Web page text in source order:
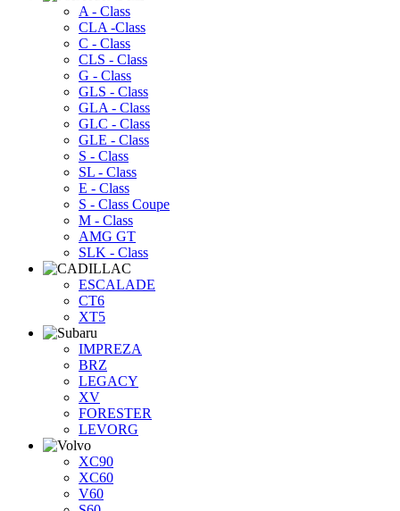
A - Class
CLA -Class
C - Class
CLS - Class
G - Class
GLS - Class
GLA - Class
GLC - Class
GLE - Class
S - Class
SL - Class
E - Class
S - Class Coupe
M - Class
AMG GT
SLK - Class
ESCALADE
CT6
XT5
IMPREZA
BRZ
LEGACY
XV
FORESTER
LEVORG
XC90
XC60
V60